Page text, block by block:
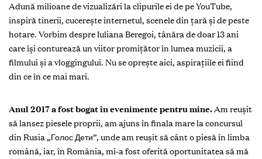
Adună milioane de vizualizări la clipurile ei de pe YouTube,
inspiră tinerii, cucerește internetul, scenele din țară și de peste
hotare. Vorbim despre Iuliana Beregoi, tânăra de doar 13 ani
care își conturează un viitor promițător în lumea muzicii, a
filmului și a vloggingului. Nu se oprește aici, aspirațiile ei fiind
din ce în ce mai mari.
Anul 2017 a fost bogat în evenimente pentru mine.Am reușit
să lansez piesele proprii, am ajuns în finala mare la concursul
din Rusia „Голос Дети”, unde am reușit să cânt o piesă în limba
română, iar, în România, mi-a fost oferită oportunitatea să mă